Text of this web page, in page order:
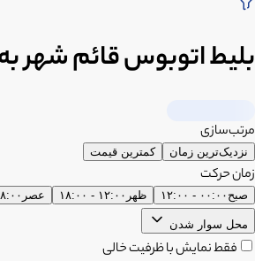
بلیط اتوبوس قائم شهر
مرتب‌سازی
نزدیک‌ترین زمان کمترین قیمت
زمان حرکت
صبح ۰۰:۰۰ - ۱۲:۰۰ ظهر ۱۲:۰۰ - ۱۸:۰۰ عصر ۱۸:۰۰ -
محل سوار شدن
فقط نمایش با ظرفیت خالی